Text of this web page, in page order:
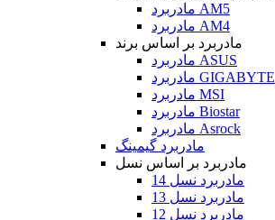
مادربرد AM5
مادربرد AM4
مادربرد بر اساس برند
مادربرد ASUS
مادربرد GIGABYTE
مادربرد MSI
مادربرد Biostar
مادربرد Asrock
مادربرد گیمینگ
مادربرد بر اساس نسل
مادربرد نسل 14
مادربرد نسل 13
مادربرد نسل 12